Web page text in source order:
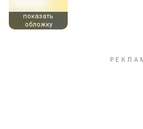
показать
обложку